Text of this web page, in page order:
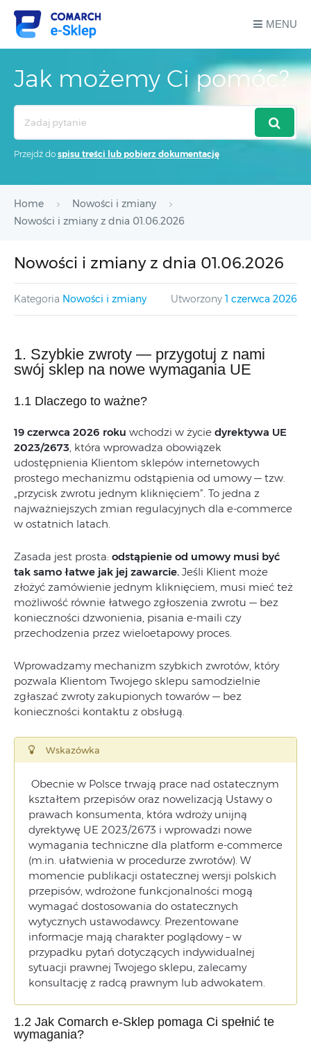
MENU
Jak możemy Ci pomóc?
Przejdź do spisu treści lub pobierz dokumentację
Home
Nowości i zmiany
Nowości i zmiany z dnia 01.06.2026
Nowości i zmiany z dnia 01.06.2026
Kategoria Nowości i zmiany Utworzony 1 czerwca 2026
1. Szybkie zwroty — przygotuj z nami
swój sklep na nowe wymagania UE
1.1 Dlaczego to ważne?
19 czerwca 2026 roku wchodzi w życie dyrektywa UE
2023/2673, która wprowadza obowiązek
udostępnienia Klientom sklepów internetowych
prostego mechanizmu odstąpienia od umowy — tzw.
„przycisk zwrotu jednym kliknięciem”. To jedna z
najważniejszych zmian regulacyjnych dla e-commerce
w ostatnich latach.
Zasada jest prosta: odstąpienie od umowy musi być
tak samo łatwe jak jej zawarcie. Jeśli Klient może
złożyć zamówienie jednym kliknięciem, musi mieć też
możliwość równie łatwego zgłoszenia zwrotu — bez
konieczności dzwonienia, pisania e-maili czy
przechodzenia przez wieloetapowy proces.
Wprowadzamy mechanizm szybkich zwrotów, który
pozwala Klientom Twojego sklepu samodzielnie
zgłaszać zwroty zakupionych towarów — bez
konieczności kontaktu z obsługą.
Wskazówka
Obecnie w Polsce trwają prace nad ostatecznym
kształtem przepisów oraz nowelizacją Ustawy o
prawach konsumenta, która wdroży unijną
dyrektywę UE 2023/2673 i wprowadzi nowe
wymagania techniczne dla platform e-commerce
(m.in. ułatwienia w procedurze zwrotów). W
momencie publikacji ostatecznej wersji polskich
przepisów, wdrożone funkcjonalności mogą
wymagać dostosowania do ostatecznych
wytycznych ustawodawcy. Prezentowane
informacje mają charakter poglądowy – w
przypadku pytań dotyczących indywidualnej
sytuacji prawnej Twojego sklepu, zalecamy
konsultację z radcą prawnym lub adwokatem.
1.2 Jak Comarch e-Sklep pomaga Ci spełnić te
wymagania?